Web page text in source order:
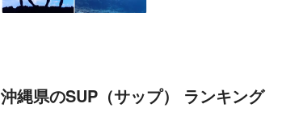
沖縄県のSUP（サップ） ランキング